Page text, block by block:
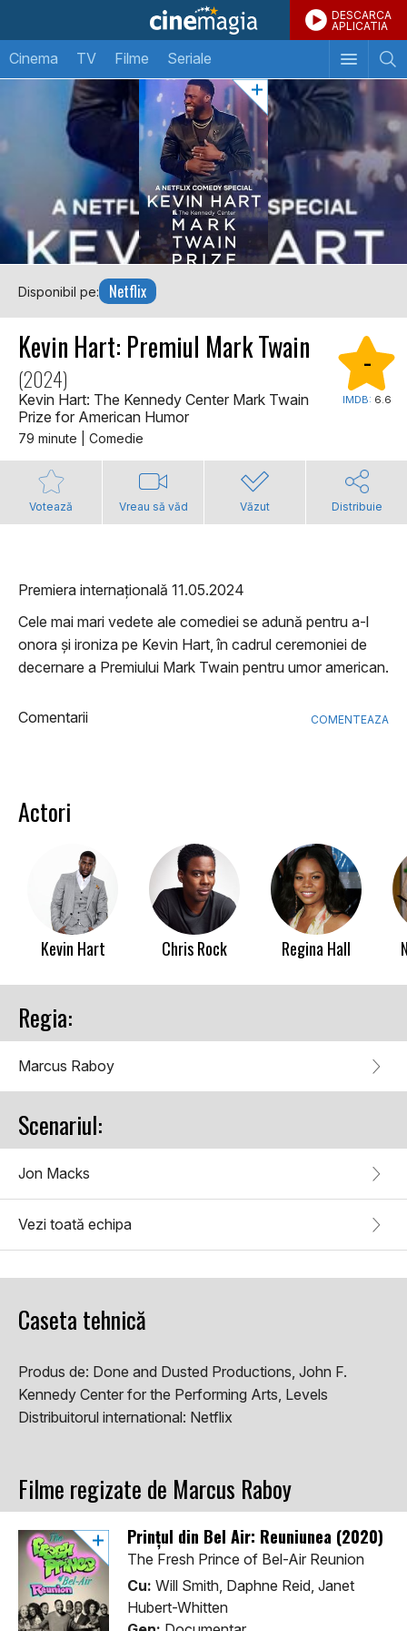
DESCARCA
APLICATIA
Cinema TV Filme Seriale
Disponibil pe: Netflix
Kevin Hart: Premiul Mark Twain
(2024)
Kevin Hart: The Kennedy Center Mark Twain
Prize for American Humor
79 minute | Comedie
-
IMDB: 6.6
Votează Vreau să văd Văzut Distribuie
Premiera internațională 11.05.2024
Cele mai mari vedete ale comediei se adună pentru a-l
onora și ironiza pe Kevin Hart, în cadrul ceremoniei de
decernare a Premiului Mark Twain pentru umor american.
Comentarii COMENTEAZA
Actori
Kevin Hart Chris Rock Regina Hall
Regia:
Marcus Raboy
Scenariul:
Jon Macks
Vezi toată echipa
Caseta tehnică
Produs de: Done and Dusted Productions, John F.
Kennedy Center for the Performing Arts, Levels
Distribuitorul international: Netflix
Filme regizate de Marcus Raboy
Prințul din Bel Air: Reuniunea (2020)
The Fresh Prince of Bel-Air Reunion
Cu: Will Smith, Daphne Reid, Janet
Hubert-Whitten